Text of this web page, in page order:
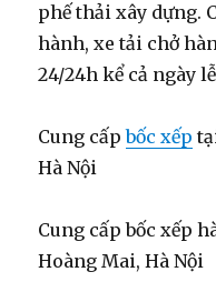
phế thải xây dựng.
hành, xe tải chở
24/24h kể cả ngày
Cung cấpbốc xếp
Hà Nội
Cung cấp bốc xếp
Hoàng Mai, Hà Nội